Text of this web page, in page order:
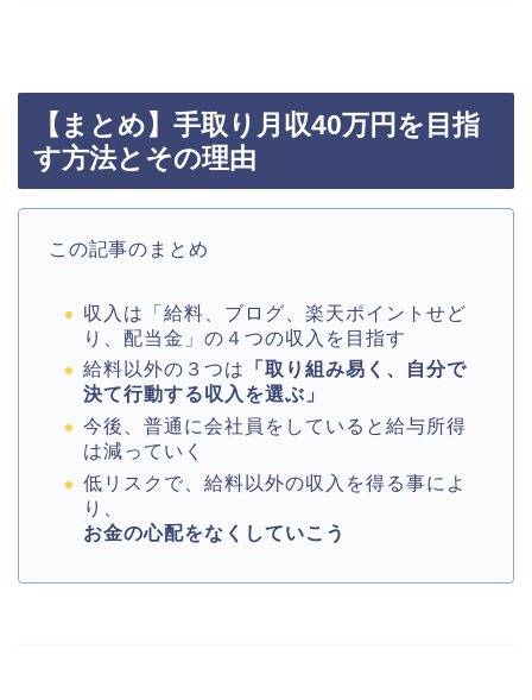
【まとめ】手取り月収40万円を目指
す方法とその理由
この記事のまとめ
収入は「給料、ブログ、楽天ポイントせど
り、配当金」の４つの収入を目指す
給料以外の３つは
「取り組み易く、自分で
決て行動する収入を選ぶ」
今後、普通に会社員をしていると給与所得
は減っていく
低リスクで、給料以外の収入を得る事によ
り、
お金の心配をなくしていこう